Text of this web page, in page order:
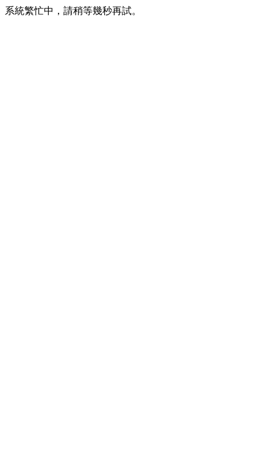
系統繁忙中，請稍等幾秒再試。